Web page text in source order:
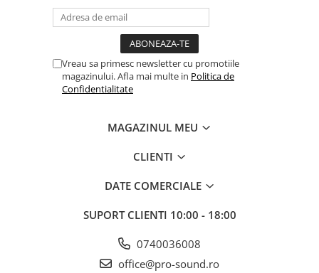
Masini de fum si ceata
Moving Head-uri
Par Led si Pinspot
Scene şi Ring-uri de Dans
Instrumente cu arcus
Instrumente de percutie
Vreau sa primesc newsletter cu promotiile
magazinului. Afla mai multe in Politica de
Confidentialitate
MAGAZINUL MEU
CLIENTI
DATE COMERCIALE
SUPORT CLIENTI 10:00 - 18:00
0740036008
office@pro-sound.ro